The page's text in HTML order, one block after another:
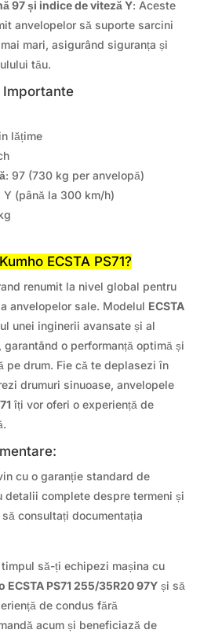
97 și indice de viteză Y: Aceste
anvelopelor să suporte sarcini
mari, asigurând siguranța și
tău.
Importante
lățime
: 97 (730 kg per anvelopă)
Y (până la 300 km/h)
ECSTA PS71?
renumit la nivel global pentru
anvelopelor sale. Modelul ECSTA
unei inginerii avansate și al
o performanță optimă și
pe drum. Fie că te deplasezi în
drumuri sinuoase, anvelopele
îți vor oferi o experiență de
cu o garanție standard de
detalii complete despre termeni și
consultați documentația
să-ți echipezi mașina cu
ECSTA PS71 255/35R20 97Yși să
de condus fără
acum și beneficiază de